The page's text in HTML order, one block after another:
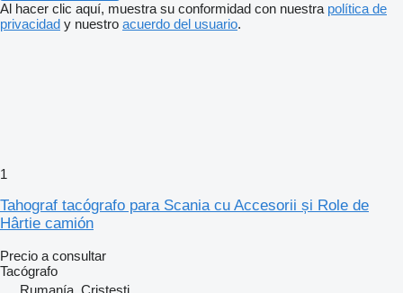
Al hacer clic aquí, muestra su conformidad con nuestra política de
privacidad y nuestro acuerdo del usuario.
1
Tahograf tacógrafo para Scania cu Accesorii și Role de
Hârtie camión
Precio a consultar
Tacógrafo